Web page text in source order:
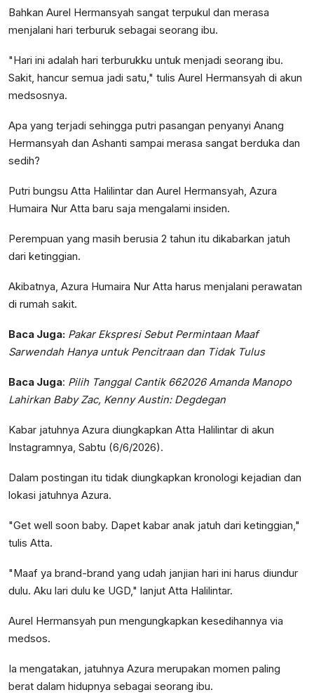
Bahkan Aurel Hermansyah sangat terpukul dan merasa
menjalani hari terburuk sebagai seorang ibu.
"Hari ini adalah hari terburukku untuk menjadi seorang ibu.
Sakit, hancur semua jadi satu," tulis Aurel Hermansyah di akun
medsosnya.
Apa yang terjadi sehingga putri pasangan penyanyi Anang
Hermansyah dan Ashanti sampai merasa sangat berduka dan
sedih?
Putri bungsu Atta Halilintar dan Aurel Hermansyah, Azura
Humaira Nur Atta baru saja mengalami insiden.
Perempuan yang masih berusia 2 tahun itu dikabarkan jatuh
dari ketinggian.
Akibatnya, Azura Humaira Nur Atta harus menjalani perawatan
di rumah sakit.
Baca Juga: Pakar Ekspresi Sebut Permintaan Maaf
Sarwendah Hanya untuk Pencitraan dan Tidak Tulus
Baca Juga: Pilih Tanggal Cantik 662026 Amanda Manopo
Lahirkan Baby Zac, Kenny Austin: Degdegan
Kabar jatuhnya Azura diungkapkan Atta Halilintar di akun
Instagramnya, Sabtu (6/6/2026).
Dalam postingan itu tidak diungkapkan kronologi kejadian dan
lokasi jatuhnya Azura.
"Get well soon baby. Dapet kabar anak jatuh dari ketinggian,"
tulis Atta.
"Maaf ya brand-brand yang udah janjian hari ini harus diundur
dulu. Aku lari dulu ke UGD," lanjut Atta Halilintar.
Aurel Hermansyah pun mengungkapkan kesedihannya via
medsos.
Ia mengatakan, jatuhnya Azura merupakan momen paling
berat dalam hidupnya sebagai seorang ibu.